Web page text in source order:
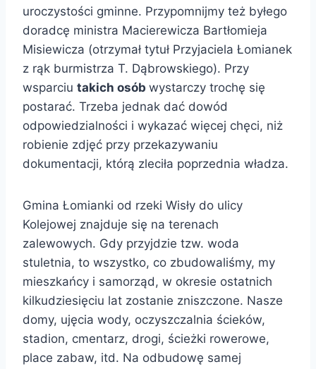
uroczystości gminne. Przypomnijmy też byłego
doradcę ministra Macierewicza Bartłomieja
Misiewicza (otrzymał tytuł Przyjaciela Łomianek
z rąk burmistrza T. Dąbrowskiego). Przy
wsparciu takich osób wystarczy trochę się
postarać. Trzeba jednak dać dowód
odpowiedzialności i wykazać więcej chęci, niż
robienie zdjęć przy przekazywaniu
dokumentacji, którą zleciła poprzednia władza.
Gmina Łomianki od rzeki Wisły do ulicy
Kolejowej znajduje się na terenach
zalewowych. Gdy przyjdzie tzw. woda
stuletnia, to wszystko, co zbudowaliśmy, my
mieszkańcy i samorząd, w okresie ostatnich
kilkudziesięciu lat zostanie zniszczone. Nasze
domy, ujęcia wody, oczyszczalnia ścieków,
stadion, cmentarz, drogi, ścieżki rowerowe,
place zabaw, itd. Na odbudowę samej